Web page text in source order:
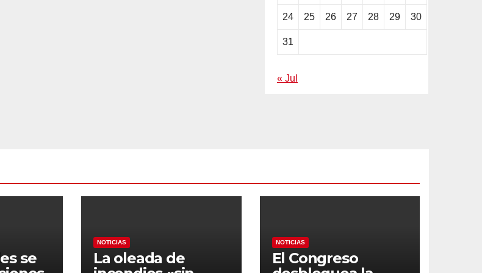
24 25 26 27 28 29 30
31
« Jul
se
NOTICIAS
La oleada de
NOTICIAS
El Congreso